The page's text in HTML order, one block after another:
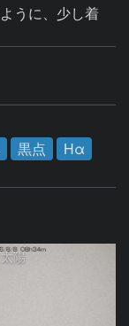
うに、少し着
黒点
Hα
陽